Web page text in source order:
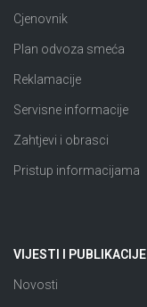
Cjenovnik
Plan odvoza smeća
Reklamacije
Servisne informacije
Zahtjevi i obrasci
Pristup informacijama
VIJESTI I PUBLIKACIJE
Novosti